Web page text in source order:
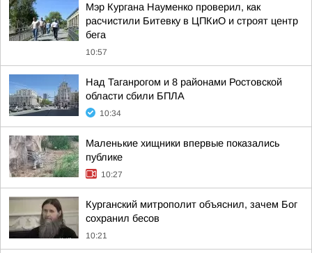
Мэр Кургана Науменко проверил, как
расчистили Битевку в ЦПКиО и строят центр
бега
10:57
Над Таганрогом и 8 районами Ростовской
области сбили БПЛА
10:34
Маленькие хищники впервые показались
публике
10:27
Курганский митрополит объяснил, зачем Бог
сохранил бесов
10:21